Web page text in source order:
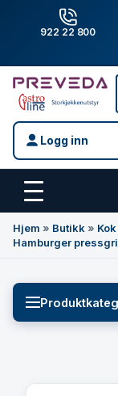
922 22 800
Logg inn
Hovedinnhold
Hjem » Butikk »
Hamburger